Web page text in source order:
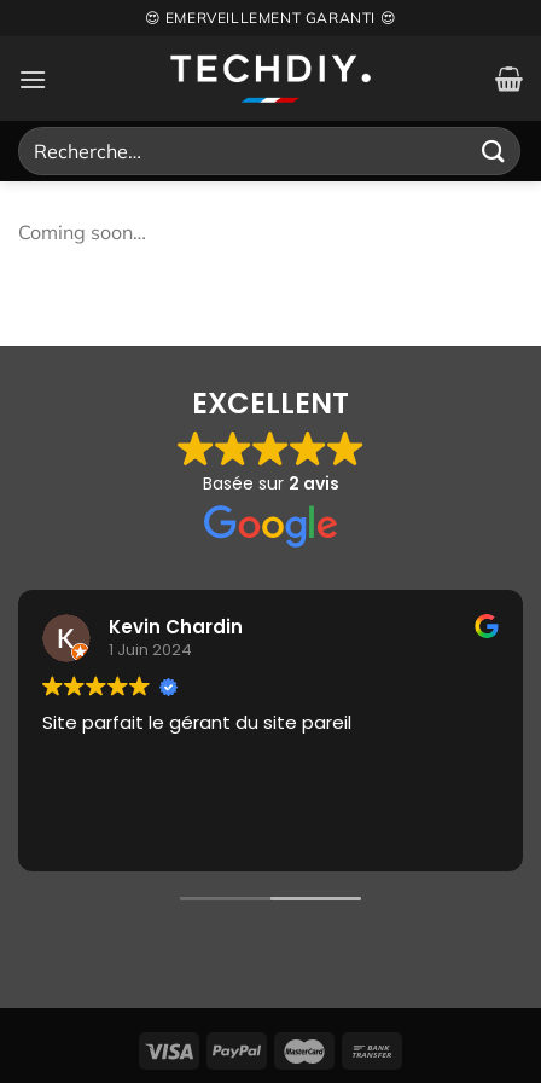
contenu
😍 EMERVEILLEMENT GARANTI 😍
Recherche
pour :
Coming soon…
EXCELLENT
Basée sur 2 avis
Kevin Chardin
1 Juin 2024
Site parfait le gérant du site pareil